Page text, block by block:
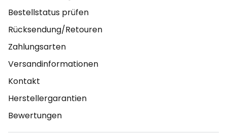
Bestellstatus prüfen
Rücksendung/Retouren
Zahlungsarten
Versandinformationen
Kontakt
Herstellergarantien
Bewertungen